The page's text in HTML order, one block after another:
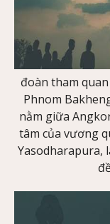
đoàn tham
Phnom
nằm giữa
tâm của vương
Yasodharapura,